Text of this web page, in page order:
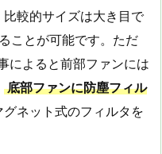
較的サイズは大き目で
ことが可能です。ただ
によると前部ファンには
底部ファンに防塵フィル
ネット式のフィルタを